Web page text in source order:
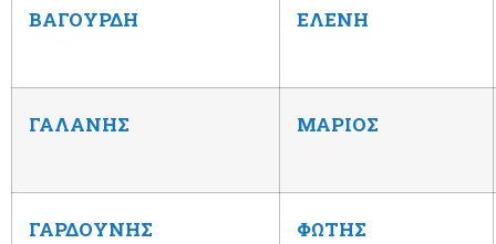
ΒΑΓΟΥΡΔΗ ΕΛΕΝΗ
ΓΑΛΑΝΗΣ ΜΑΡΙΟΣ
ΓΑΡΔΟΥΝΗΣ ΦΩΤΗΣ